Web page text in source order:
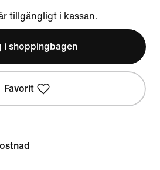
tillgängligt i kassan.
i shoppingbagen
Favorit